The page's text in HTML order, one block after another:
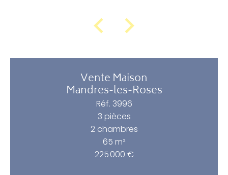
Vente Maison
Mandres-les-Roses
Réf. 3996
3 pièces
2 chambres
65 m²
225 000 €